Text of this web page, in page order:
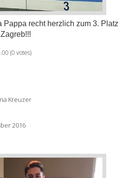
Pappa recht herzlich zum 3. Platz
(0 votes)
Kreuzer
2016